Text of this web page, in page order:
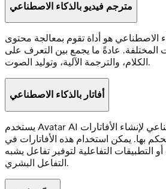
مترجم فيديو بالذكاء الاصطناعي
الاصطناعي هو أداة تقوم بمعالجة محتوى
المختلفة. عادةً ما يجمع بين التعرف على
الكلام، والترجمة الآلية، وتوليد الصوت.
أفاتار بالذكاء الاصطناعي
يستخدم Avatar AI تقنيات الذكاء الاصطناعي لإنشاء الأفاتارات
بها. يمكن استخدام هذه الأفاتارات في
أو التطبيقات التفاعلية لتوفير تفاعل يشبه
التفاعل البشري.